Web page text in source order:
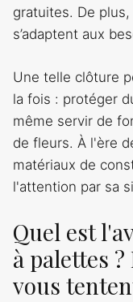
gratuites. De
s’adaptent aux
Une telle clôture
la fois : protéger
même servir de
de fleurs. À l'ère
matériaux de
l'attention par sa
Quel est
à palettes
vous